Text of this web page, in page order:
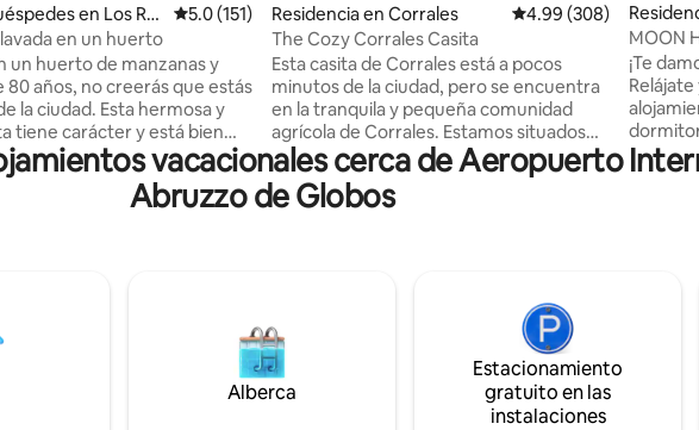
de 5; 124 evaluaciones
en Los Ra
Calificación promedio: 5.0 de 5; 151 evaluaciones
5.0 (151)
en un huerto
un huerto de manzanas y
80 años, no creerás que estás
Esta hermosa y
tiene carácter y está bien
tiene cargador de
entorno rural
y tranquilidad. Aquí se
una cervecería o una
10 min. Posibilidad de estadía
noche. LR STR #615
Residencia en Corrales Calificación promedio:
4.99 (308)
The Cozy Corrales Casita
Esta casita de Corrales está a pocos
minutos de la ciudad, pero se encuentra
en la tranquila y pequeña comunidad
agrícola de Corrales. Estamos situados
en la popular acequia de Corrales (vía
fluvial) por la que se puede caminar/ir en
bicicleta al mercado de agricultores,
comodidad de tu propia casa de campo
moderna. Vivimos en la casa de al lado y
estamos encantados de ayudarte con lo
que necesites. No hay horno/cocina
debido a las normas de Corrales.
MOON
¡Te
solo
y arbolado. Disfruta de la
vacacionales cerca de Aeropuerto
Abruzzo de Globos
Alberca
Estacionamiento
gratuito en las
instalaciones